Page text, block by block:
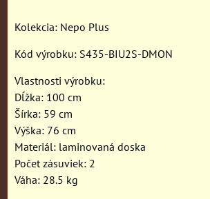
Kolekcia: Nepo Plus
Kód výrobku: S435-BIU2S-DMON
Vlastnosti výrobku:
Dĺžka: 100 cm
Šírka: 59 cm
Výška: 76 cm
Materiál: laminovaná doska
Počet zásuviek: 2
Váha: 28.5 kg